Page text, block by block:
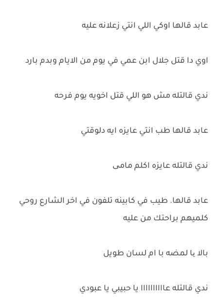
عابد قالها اوكي اللي انتي زعلانه عليه
اوي دا قتل جلال ابن عمي في يوم من الايام وبدم بارد
ندي قالتله مش هو اللي قتل اخويه يوم فرحه
عابد قالها طب انتي عايزه ايه دلوقتي
ندي قالتله عايزه اكلم مامی
عابد قالها. طيب في كابينه تلفون في اخر الشارع روحي
كلميهم براحتك من عليه
بالا یا لمضه با ام لسان طويل
ندي قالتله عاااااااااا يا حبيبي يا عبودي